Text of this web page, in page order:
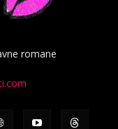
romane